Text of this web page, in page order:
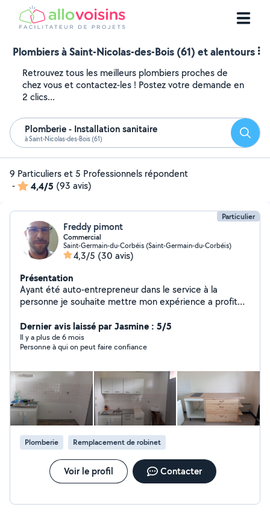
Plombiers à Saint-Nicolas-des-Bois (61) et alentours
Retrouvez tous les meilleurs plombiers proches de
chez vous et contactez-les ! Postez votre demande en
2 clics...
Plomberie - Installation sanitaire
à Saint-Nicolas-des-Bois (61)
9 Particuliers et 5 Professionnels répondent
-
4,4/5 (93 avis)
Particulier
Freddy pimont
Commercial
Saint-Germain-du-Corbéis (Saint-Germain-du-Corbéis)
4,3/5 (30 avis)
Présentation
Ayant été auto-entrepreneur dans le service à la
personne je souhaite mettre mon expérience a profit
Dernier avis laissé par Jasmine : 5/5
Il y a plus de 6 mois
Personne à qui on peut faire confiance
Plomberie Remplacement de robinet
Voir le profil Contacter